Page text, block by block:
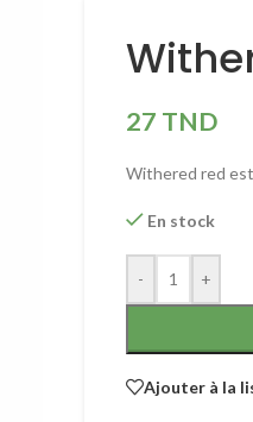
27 TND
Withered red
En stock
- +
Ajouter à la